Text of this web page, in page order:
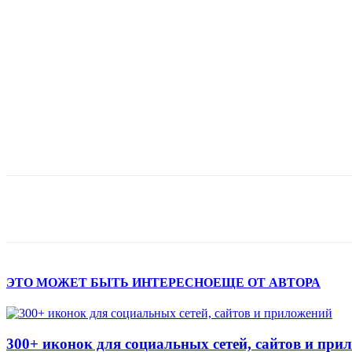
ЭТО МОЖЕТ БЫТЬ ИНТЕРЕСНОЕЩЕ ОТ АВТОРА
300+ иконок для социальных сетей, сайтов и